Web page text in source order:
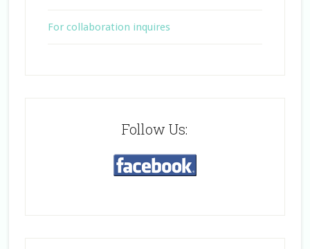
For collaboration inquires
Follow Us: